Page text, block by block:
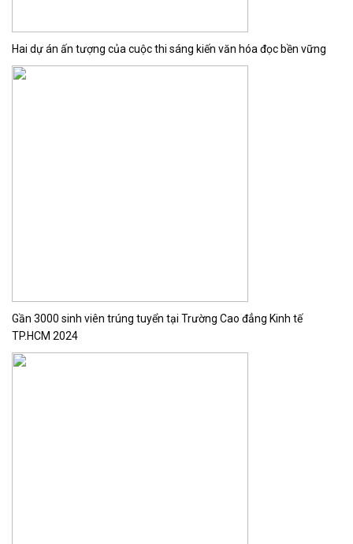
Hai dự án ấn tượng của cuộc thi sáng kiến văn hóa đọc bền vững
Gần 3000 sinh viên trúng tuyển tại Trường Cao đẳng Kinh tế
TP.HCM 2024